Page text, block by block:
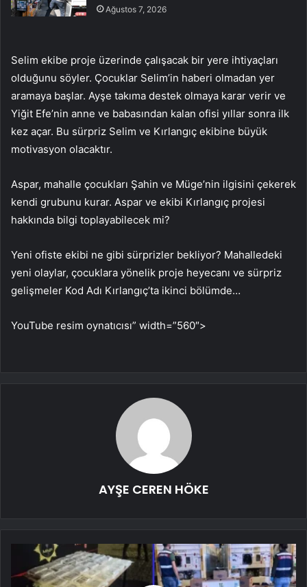
Ağustos 7, 2026
Selim ekibe proje üzerinde çalışacak bir yere ihtiyaçları
olduğunu söyler. Çocuklar Selim’in haberi olmadan yer
aramaya başlar. Ayşe takıma destek olmaya karar verir ve
Yiğit Efe’nin anne ve babasından kalan ofisi yıllar sonra ilk
kez açar. Bu sürpriz Selim ve Kırlangıç ​​ekibine büyük
motivasyon olacaktır.
Aspar, mahalle çocukları Şahin ve Müge’nin ilgisini çekerek
kendi grubunu kurar. Aspar ve ekibi Kırlangıç ​​projesi
hakkında bilgi toplayabilecek mi?
Yeni ofiste ekibi ne gibi sürprizler bekliyor? Mahalledeki
yeni olaylar, çocuklara yönelik proje heyecanı ve sürpriz
gelişmeler Kod Adı Kırlangıç’ta ikinci bölümde…
YouTube resim oynatıcısı” width=”560″>
AYŞE CEREN HÖKE